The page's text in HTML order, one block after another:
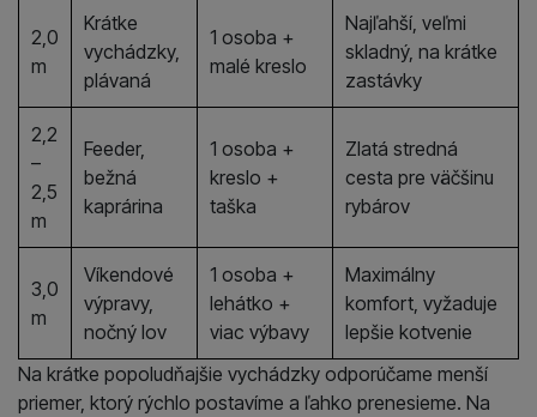
2,0
m
Krátke
vychádzky,
plávaná
1 osoba +
malé kreslo
Najľahší, veľmi
skladný, na krátke
zastávky
2,2
–
2,5
m
Feeder,
bežná
kaprárina
1 osoba +
kreslo +
taška
Zlatá stredná
cesta pre väčšinu
rybárov
3,0
m
Víkendové
výpravy,
nočný lov
1 osoba +
lehátko +
viac výbavy
Maximálny
komfort, vyžaduje
lepšie kotvenie
Na krátke popoludňajšie vychádzky odporúčame menší
priemer, ktorý rýchlo postavíme a ľahko prenesieme. Na